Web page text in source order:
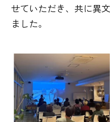
せていただき、共に異
ました。